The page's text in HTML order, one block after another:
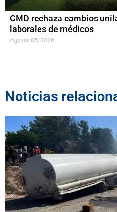
CMD rechaza cambios
laborales de médicos
Agosto 05, 2026
Noticias